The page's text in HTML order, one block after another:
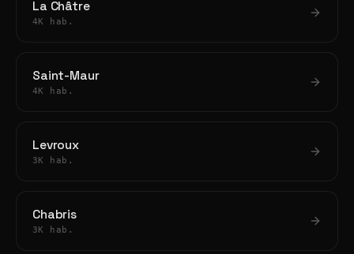
La Châtre
4K hab.
Saint-Maur
4K hab.
Levroux
3K hab.
Chabris
3K hab.